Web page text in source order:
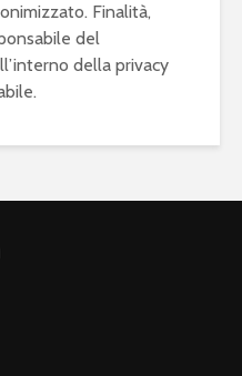
Finalità,
del
della privacy